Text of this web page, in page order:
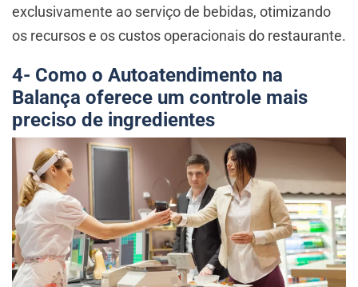
exclusivamente ao serviço de bebidas, otimizando
os recursos e os custos operacionais do restaurante.
4- Como o Autoatendimento na
Balança oferece um controle mais
preciso de ingredientes